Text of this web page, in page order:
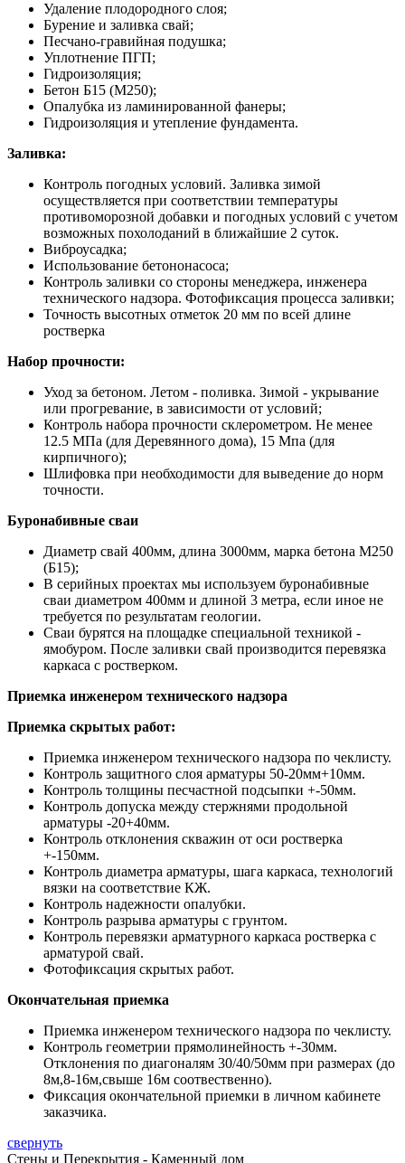
Удаление плодородного слоя;
Бурение и заливка свай;
Песчано-гравийная подушка;
Уплотнение ПГП;
Гидроизоляция;
Бетон Б15 (М250);
Опалубка из ламинированной фанеры;
Гидроизоляция и утепление фундамента.
Заливка:
Контроль погодных условий. Заливка зимой
осуществляется при соответствии температуры
противоморозной добавки и погодных условий с учетом
возможных похолоданий в ближайшие 2 суток.
Виброусадка;
Использование бетононасоса;
Контроль заливки со стороны менеджера, инженера
технического надзора. Фотофиксация процесса заливки;
Точность высотных отметок 20 мм по всей длине
ростверка
Набор прочности:
Уход за бетоном. Летом - поливка. Зимой - укрывание
или прогревание, в зависимости от условий;
Контроль набора прочности склерометром. Не менее
12.5 МПа (для Деревянного дома), 15 Мпа (для
кирпичного);
Шлифовка при необходимости для выведение до норм
точности.
Буронабивные сваи
Диаметр свай 400мм, длина 3000мм, марка бетона М250
(Б15);
В серийных проектах мы используем буронабивные
сваи диаметром 400мм и длиной 3 метра, если иное не
требуется по результатам геологии.
Сваи бурятся на площадке специальной техникой -
ямобуром. После заливки свай производится перевязка
каркаса с ростверком.
Приемка инженером технического надзора
Приемка скрытых работ:
Приемка инженером технического надзора по чеклисту.
Контроль защитного слоя арматуры 50-20мм+10мм.
Контроль толщины песчастной подсыпки +-50мм.
Контроль допуска между стержнями продольной
арматуры -20+40мм.
Контроль отклонения скважин от оси ростверка
+-150мм.
Контроль диаметра арматуры, шага каркаса, технологий
вязки на соответствие КЖ.
Контроль надежности опалубки.
Контроль разрыва арматуры с грунтом.
Контроль перевязки арматурного каркаса ростверка с
арматурой свай.
Фотофиксация скрытых работ.
Окончательная приемка
Приемка инженером технического надзора по чеклисту.
Контроль геометрии прямолинейность +-30мм.
Отклонения по диагоналям 30/40/50мм при размерах (до
8м,8-16м,свыше 16м соотвественно).
Фиксация окончательной приемки в личном кабинете
заказчика.
свернуть
Стены и Перекрытия - Каменный дом